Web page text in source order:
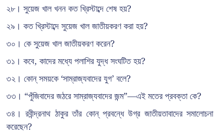
২৮। সুয়েজ খাল খনন কত খ্রিস্টাব্দে শেষ হয়?
২৯। কত খ্রিস্টাব্দে সুয়েজ খাল জাতীয়করণ করা হয়?
৩০। কে সুয়েজ খাল জাতীয়করণ করেন?
৩১। কবে, কাদের মধ্যে পলাশির যুদ্ধ সংঘটিত হয়?
৩২। কোন্ সময়কে ‘সাম্রাজ্যবাদের যুগ’ বলে?
৩৩। “পুঁজিবাদের জঠরে সাম্রাজ্যবাদের জন্ম”—এই মতের প্রবক্তা কে?
৩৪। রবীন্দ্রনাথ ঠাকুর তাঁর কোন্ প্রবন্ধে উগ্র জাতীয়তাবাদের সমালোচনা
করেছেন?